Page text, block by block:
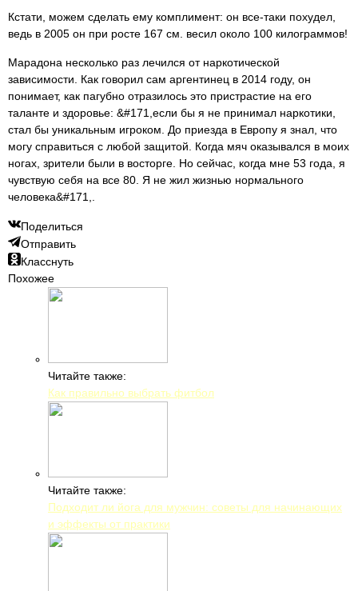
Кстати, можем сделать ему комплимент: он все-таки похудел,
ведь в 2005 он при росте 167 см. весил около 100 килограммов!
Марадона несколько раз лечился от наркотической
зависимости. Как говорил сам аргентинец в 2014 году, он
понимает, как пагубно отразилось это пристрастие на его
таланте и здоровье: &#171,если бы я не принимал наркотики,
стал бы уникальным игроком. До приезда в Европу я знал, что
могу справиться с любой защитой. Когда мяч оказывался в моих
ногах, зрители были в восторге. Но сейчас, когда мне 53 года, я
чувствую себя на все 80. Я не жил жизнью нормального
человека&#171,.
Поделиться
Отправить
Класснуть
Похожее
Читайте также:
Как правильно выбрать фитбол
Читайте также:
Подходит ли йога для мужчин: советы для начинающих
и эффекты от практики